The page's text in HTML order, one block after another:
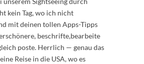
kein Tag, wo ich nicht
mit deinen tollen Apps-Tipps
beschrifte,bearbeite
poste. Herrlich — genau das
Reise in die USA, wo es